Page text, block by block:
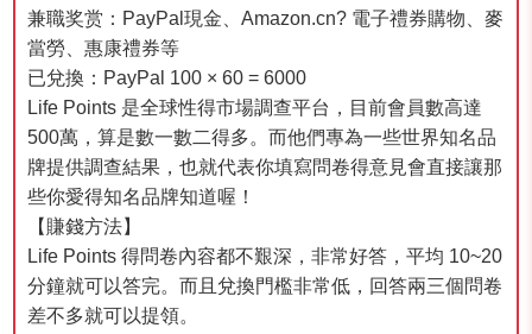
兼職奖赏：PayPal現金、Amazon.cn? 電子禮券購物、麥
當勞、惠康禮券等
已兌換：PayPal 100 × 60 = 6000
Life Points 是全球性得市場調查平台，目前會員數高達
500萬，算是數一數二得多。而他們專為一些世界知名品
牌提供調查結果，也就代表你填寫問卷得意見會直接讓那
些你愛得知名品牌知道喔！
【賺錢方法】
Life Points 得問卷內容都不艱深，非常好答，平均 10~20
分鐘就可以答完。而且兌換門檻非常低，回答兩三個問卷
差不多就可以提領。